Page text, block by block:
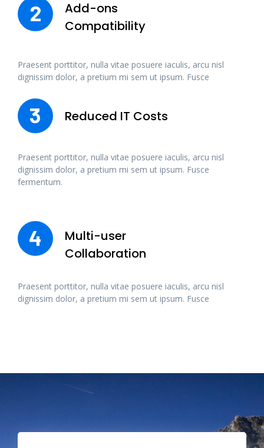
2
Add-ons
Compatibility
Praesent porttitor, nulla vitae posuere iaculis, arcu nisl
dignissim dolor, a pretium mi sem ut ipsum. Fusce
3 Reduced IT Costs
Praesent porttitor, nulla vitae posuere iaculis, arcu nisl
dignissim dolor, a pretium mi sem ut ipsum. Fusce
fermentum.
4
Multi-user
Collaboration
Praesent porttitor, nulla vitae posuere iaculis, arcu nisl
dignissim dolor, a pretium mi sem ut ipsum. Fusce